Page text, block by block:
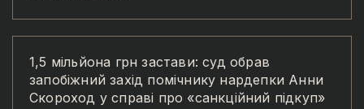
1,5 мільйона грн застави: суд обрав
запобіжний захід помічнику нардепки Анни
Скороход у справі про «санкційний підкуп»